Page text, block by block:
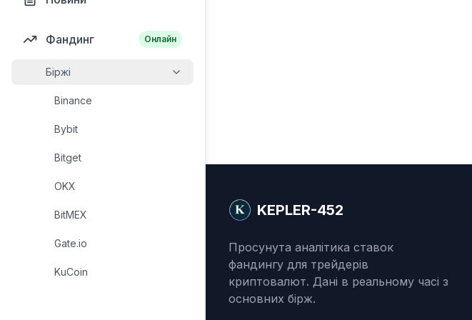
Фандинг Онлайн
Біржі
Binance
Bybit
Bitget
OKX
BitMEX
Gate.io
KuCoin
KEPLER-452
Просунута аналітика ставок
фандингу для трейдерів
криптовалют. Дані в реальному часі з
основних бірж.